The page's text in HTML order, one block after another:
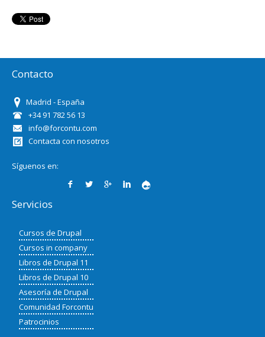
Contacto
Madrid - España
+34 91 782 56 13
info@forcontu.com
Contacta con nosotros
Síguenos en:
Servicios
Cursos de Drupal
Cursos in company
Libros de Drupal 11
Libros de Drupal 10
Asesoría de Drupal
Comunidad Forcontu
Patrocinios